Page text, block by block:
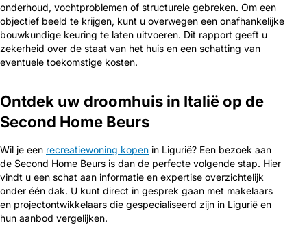
onderhoud, vochtproblemen of structurele gebreken. Om een
objectief beeld te krijgen, kunt u overwegen een onafhankelijke
bouwkundige keuring te laten uitvoeren. Dit rapport geeft u
zekerheid over de staat van het huis en een schatting van
eventuele toekomstige kosten.
Ontdek uw droomhuis in Italië op de
Second Home Beurs
Wil je een recreatiewoning kopen in Ligurië? Een bezoek aan
de Second Home Beurs is dan de perfecte volgende stap. Hier
vindt u een schat aan informatie en expertise overzichtelijk
onder één dak. U kunt direct in gesprek gaan met makelaars
en projectontwikkelaars die gespecialiseerd zijn in Ligurië en
hun aanbod vergelijken.